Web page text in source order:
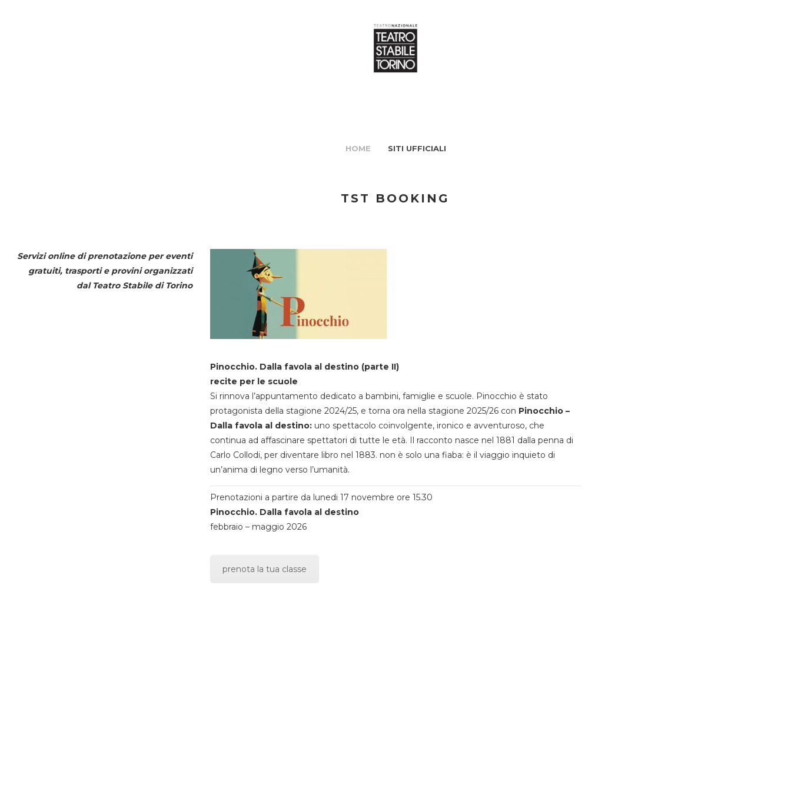
HOME SITI UFFICIALI
TST BOOKING
Servizi online di prenotazione per eventi
gratuiti, trasporti e provini organizzati
dal Teatro Stabile di Torino
Pinocchio. Dalla favola al destino (parte II)
recite per le scuole
Si rinnova l’appuntamento dedicato a bambini, famiglie e scuole. Pinocchio è stato
protagonista della stagione 2024/25, e torna ora nella stagione 2025/26 con Pinocchio –
Dalla favola al destino:uno spettacolo coinvolgente, ironico e avventuroso, che
continua ad affascinare spettatori di tutte le età. Il racconto nasce nel 1881 dalla penna di
Carlo Collodi, per diventare libro nel 1883. non è solo una fiaba: è il viaggio inquieto di
un’anima di legno verso l’umanità.
Prenotazioni a partire da lunedi 17 novembre ore 15.30
Pinocchio. Dalla favola al destino
febbraio – maggio 2026
prenota la tua classe